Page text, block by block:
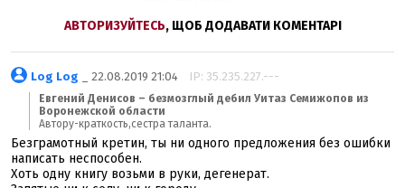
АВТОРИЗУЙТЕСЬ, ЩОБ ДОДАВАТИ КОМЕНТАРІ
Log Log _ 22.08.2019 21:04 IP: 35.235.227.---
Евгений Денисов – безмозглый дебил Уитаз Семижопов из
Воронежской области
Автору-краткость,сестра таланта.
Безграмотный кретин, ты ни одного предложения без ошибки
написать неспособен.
Хоть одну книгу возьми в руки, дегенерат.